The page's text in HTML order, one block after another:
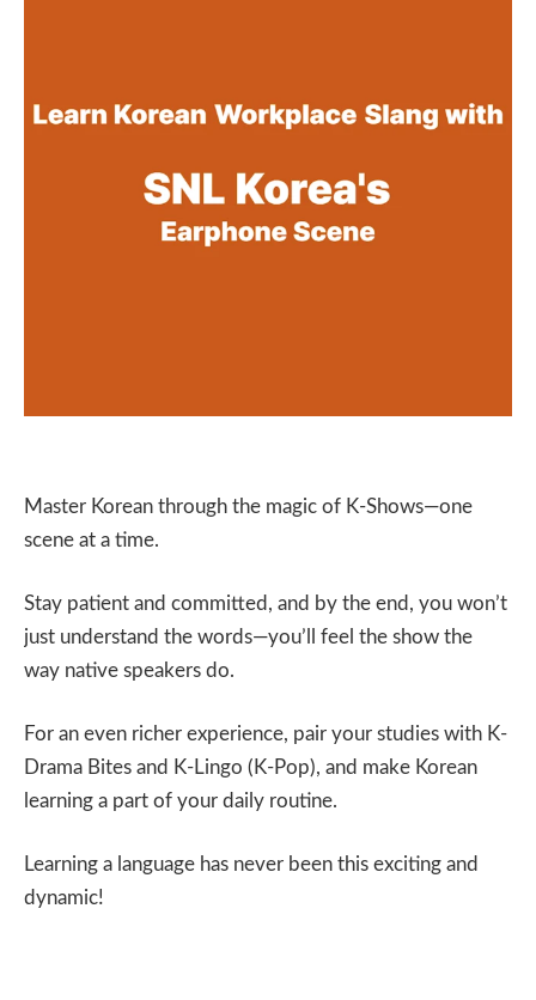
Master Korean through the magic of K-Shows—one
scene at a time.
Stay patient and committed, and by the end, you won’t
just understand the words—you’ll feel the show the
way native speakers do.
For an even richer experience, pair your studies with K-
Drama Bites and K-Lingo (K-Pop), and make Korean
learning a part of your daily routine.
Learning a language has never been this exciting and
dynamic!